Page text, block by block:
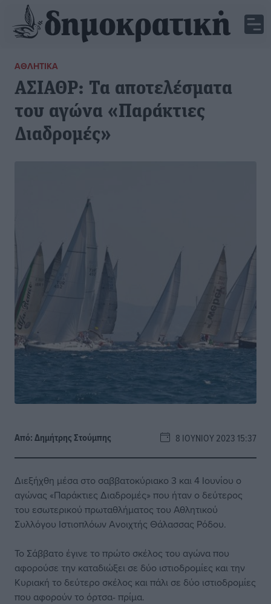
ΑΘΛΗΤΙΚΆ
ΑΣΙΑΘΡ: Τα αποτελέσματα
του αγώνα «Παράκτιες
Διαδρομές»
Από:Δημήτρης Στούμπης 8 ΙΟΥΝΊΟΥ 2023 15:37
Διεξήχθη μέσα στο σαββατοκύριακο 3 και 4 Ιουνίου ο
αγώνας «Παράκτιες Διαδρομές» που ήταν ο δεύτερος
του εσωτερικού πρωταθλήματος του Αθλητικού
Συλλόγου Ιστιοπλόων Ανοιχτής Θάλασσας Ρόδου.
Το Σάββατο έγινε το πρώτο σκέλος του αγώνα που
αφορούσε την καταδιώξει σε δύο ιστιοδρομίες και την
Κυριακή το δεύτερο σκέλος και πάλι σε δύο ιστιοδρομίες
που αφορούν το όρτσα- πρίμα.